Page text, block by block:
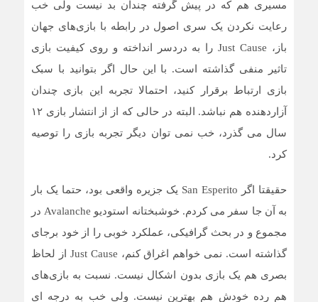
مسیری هم که در پیش گرفته چندان بد نیست ولی خب
رعایت نکردن یک سری اصول در رابطه با بازی‌های جهان
باز، Just Cause را به دردسر انداخته و روی کیفیت بازی
تاثیر منفی گذاشته است. با این حال اگر بتوانید با سبک
بازی ارتباط برقرار کنید، احتمالا تجربه این بازی چندان
آزاردهنده هم نباشد. البته در حالی که از از انتشار بازی ۱۲
سال می گذرد، خب نمی توان دیگر تجربه بازی را توصیه
کرد.
حقیقتا اگر San Esperito یک جزیره واقعی بود، حتما یک بار
به آن جا سفر می کردم. خوشبختانه استودیو Avalanche در
مجموع و در بحث گرافیکی، عملکرد خوبی را از خود برجای
گذاشته است. نمی خواهم اغراق کنم، Just Cause از لحاظ
بصری هم یک بازی بدون اشکال نیست. نسبت به بازی‌های
هم رده خودش هم بهترین نیست. ولی خب به درجه ای